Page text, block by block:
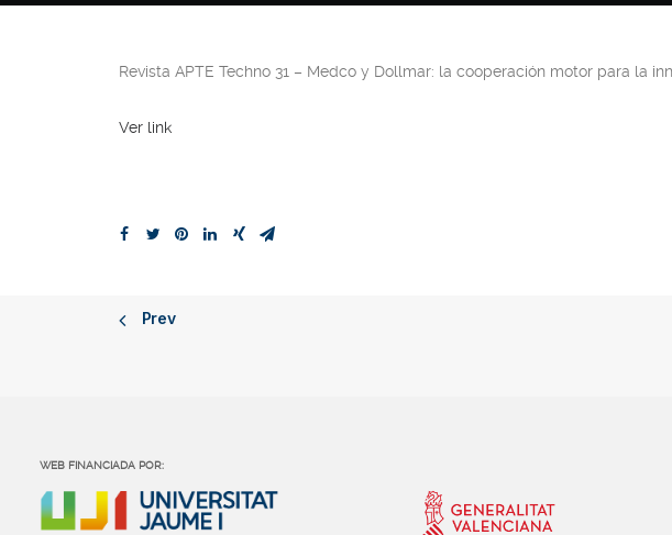
Revista APTE Techno 31 – Medco y Dollmar: la cooperación motor para la
Ver link
Prev
WEB FINANCIADA POR: